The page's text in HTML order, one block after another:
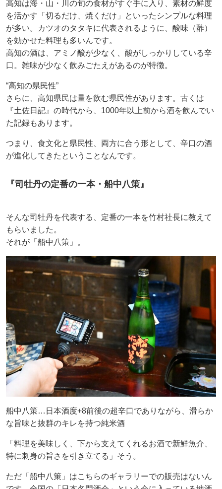
高知は海・山・川の旬の食材がすぐ手に入り、素材の鮮度
を活かす「切るだけ、焼くだけ」といったシンプルな料理
が多い。カツオのタタキに代表されるように、酸味（酢）
を効かせた料理も多いんです。
高知の酒は、アミノ酸が少なく、酸がしっかりしている辛
口。雑味が少なく飲みごたえがあるのが特徴。
“高知の県民性”
さらに、高知県民は量を飲む県民性があります。古くは
『土佐日記』の時代から、1000年以上前から酒を飲んでい
た記録もあります。
つまり、食文化と県民性、両方に合う形として、辛口の酒
が進化してきたということなんです。
『司牡丹の定番の一本・船中八策』
そんな司牡丹を代表する、定番の一本を竹村社長に教えて
もらいました。
それが「船中八策」。
船中八策…日本酒度+8前後の超辛口でありながら、滑らか
な旨味と抜群のキレを持つ純米酒
「料理を美味しく、下から支えてくれるお酒で新鮮魚介、
特に刺身の旨さを引き立てる」そう。
ただ「船中八策」はこちらのギャラリーでの販売はないん